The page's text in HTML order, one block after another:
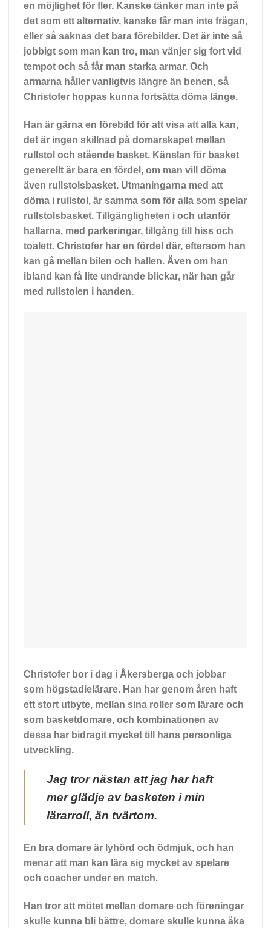
en möjlighet för fler. Kanske tänker man inte på
det som ett alternativ, kanske får man inte frågan,
eller så saknas det bara förebilder. Det är inte så
jobbigt som man kan tro, man vänjer sig fort vid
tempot och så får man starka armar. Och
armarna håller vanligtvis längre än benen, så
Christofer hoppas kunna fortsätta döma länge.
Han är gärna en förebild för att visa att alla kan,
det är ingen skillnad på domarskapet mellan
rullstol och stående basket. Känslan för basket
generellt är bara en fördel, om man vill döma
även rullstolsbasket. Utmaningarna med att
döma i rullstol, är samma som för alla som spelar
rullstolsbasket. Tillgängligheten i och utanför
hallarna, med parkeringar, tillgång till hiss och
toalett. Christofer har en fördel där, eftersom han
kan gå mellan bilen och hallen. Även om han
ibland kan få lite undrande blickar, när han går
med rullstolen i handen.
Christofer bor i dag i Åkersberga och jobbar
som högstadielärare. Han har genom åren haft
ett stort utbyte, mellan sina roller som lärare och
som basketdomare, och kombinationen av
dessa har bidragit mycket till hans personliga
utveckling.
Jag tror nästan att jag har haft
mer glädje av basketen i min
lärarroll, än tvärtom.
En bra domare är lyhörd och ödmjuk, och han
menar att man kan lära sig mycket av spelare
och coacher under en match.
Han tror att mötet mellan domare och föreningar
skulle kunna bli bättre, domare skulle kunna åka